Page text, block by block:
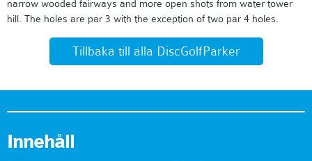
narrow wooded fairways and more open shots from water tower
hill. The holes are par 3 with the exception of two par 4 holes.
Tillbaka till alla DiscGolfParker
Innehåll